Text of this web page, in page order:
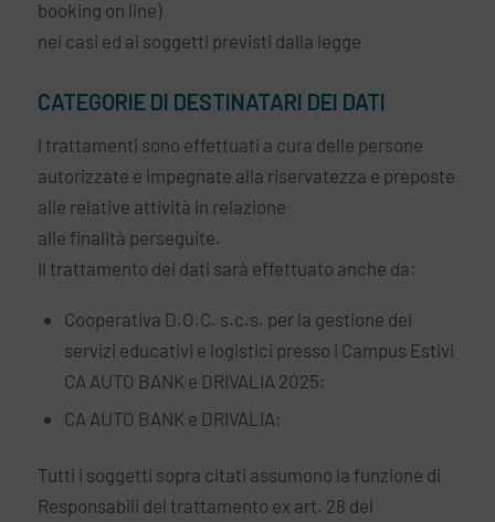
booking on line)
nei casi ed ai soggetti previsti dalla legge
CATEGORIE DI DESTINATARI DEI DATI
I trattamenti sono effettuati a cura delle persone
autorizzate e impegnate alla riservatezza e preposte
alle relative attività in relazione
alle finalità perseguite.
Il trattamento dei dati sarà effettuato anche da:
Cooperativa D.O.C. s.c.s. per la gestione dei
servizi educativi e logistici presso i Campus Estivi
CA AUTO BANK e DRIVALIA 2025;
CA AUTO BANK e DRIVALIA;
Tutti i soggetti sopra citati assumono la funzione di
Responsabili del trattamento ex art. 28 del